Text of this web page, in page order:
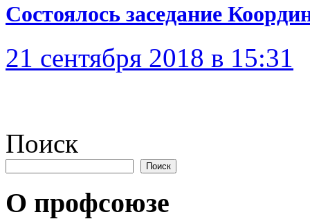
Состоялось заседание
21 сентября 2018 в 15:31
Поиск
Поиск
О профсоюзе